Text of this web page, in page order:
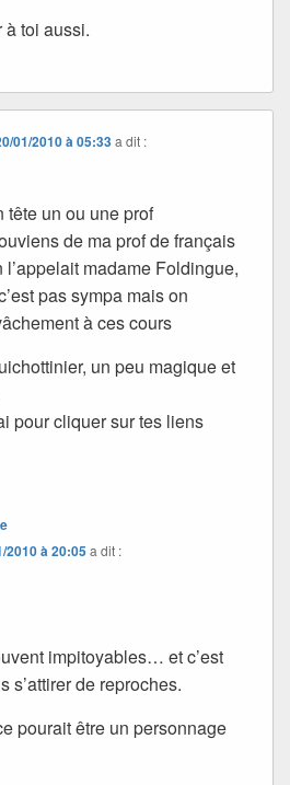
toi aussi.
01/2010 à 05:33 a dit :
tête un ou une prof
de ma prof de français
l’appelait madame Foldingue,
pas sympa mais on
à ces cours
un peu magique et
pour cliquer sur tes liens
2010 à 20:05a dit :
impitoyables… et c’est
s’attirer de reproches.
pourait être un personnage